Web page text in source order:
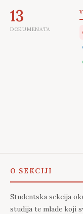
13
DOKUMENATA
O SEKCIJI
Studentska sekcija
studija te mlade koji